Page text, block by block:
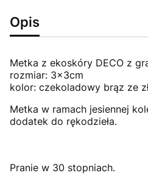
Opis
Metka z ekoskóry DECO z
rozmiar: 3x3cm
kolor: czekoladowy brąz ze
Metka w ramach jesiennej
dodatek do rękodzieła.
Pranie w 30 stopniach.